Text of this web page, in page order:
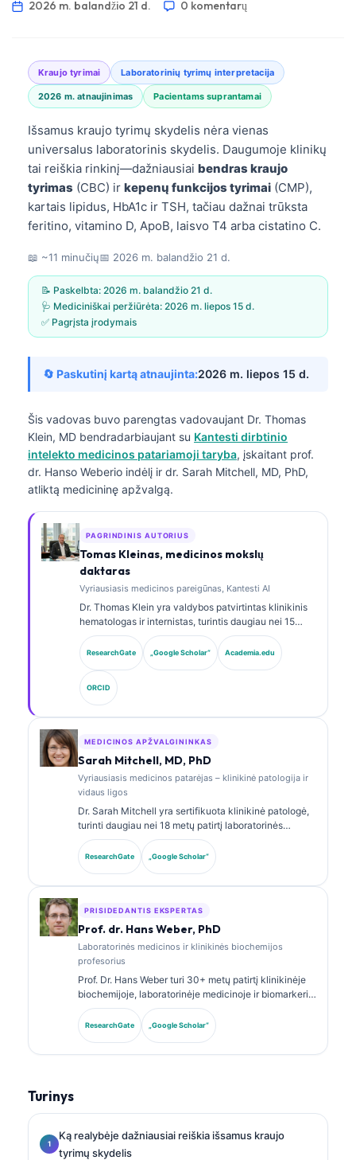
2026 m. balandžio 21 d.
0 komentarų
Kraujo tyrimai Laboratorinių tyrimų interpretacija
2026 m. atnaujinimas Pacientams suprantamai
Išsamus kraujo tyrimų skydelis nėra vienas
universalus laboratorinis skydelis. Daugumoje klinikų
tai reiškia rinkinį—dažniausiai bendras kraujo
tyrimas (CBC) ir kepenų funkcijos tyrimai (CMP),
kartais lipidus, HbA1c ir TSH, tačiau dažnai trūksta
feritino, vitamino D, ApoB, laisvo T4 arba cistatino C.
📖 ~11 minučių📅 2026 m. balandžio 21 d.
📝 Paskelbta: 2026 m. balandžio 21 d.
🩺 Mediciniškai peržiūrėta: 2026 m. liepos 15 d.
✅ Pagrįsta įrodymais
🔄 Paskutinį kartą atnaujinta:2026 m. liepos 15 d.
Šis vadovas buvo parengtas vadovaujant Dr. Thomas
Klein, MD bendradarbiaujant su Kantesti dirbtinio
intelekto medicinos patariamoji taryba, įskaitant prof.
dr. Hanso Weberio indėlį ir dr. Sarah Mitchell, MD, PhD,
atliktą medicininę apžvalgą.
PAGRINDINIS AUTORIUS
Tomas Kleinas, medicinos mokslų
daktaras
Vyriausiasis medicinos pareigūnas, Kantesti AI
Dr. Thomas Klein yra valdybos patvirtintas klinikinis
hematologas ir internistas, turintis daugiau nei 15
metų patirtį laboratorinės medicinos ir AI pagalba
atliekamos klinikinės analizės srityse. Būdamas
Kantesti AI vyriausiuoju medicinos pareigūnu, jis
užtikrina klinikinę nuosavo neuroninio tinklo
medicininio tikslumo priežiūrą. Dr. Klein yra plačiai
publikavęs biomarkerių interpretavimo ir
laboratorinės diagnostikos laboratorinės medicinos
ResearchGate „Google Scholar“ Academia.edu
ORCID
MEDICINOS APŽVALGININKAS
Sarah Mitchell, MD, PhD
Vyriausiasis medicinos patarėjas – klinikinė patologija ir
vidaus ligos
Dr. Sarah Mitchell yra sertifikuota klinikinė patologė,
turinti daugiau nei 18 metų patirtį laboratorinės
medicinos ir diagnostinės analizės srityje. Ji turi
klinikinės chemijos specializacijos sertifikatus ir
plačiai publikavo biomarkerių panelių bei
ResearchGate „Google Scholar“
PRISIDEDANTIS EKSPERTAS
Prof. dr. Hans Weber, PhD
Laboratorinės medicinos ir klinikinės biochemijos
profesorius
Prof. Dr. Hans Weber turi 30+ metų patirtį klinikinėje
biochemijoje, laboratorinėje medicinoje ir biomarkerių
tyrimuose. Buvęs Vokietijos klinikinės chemijos
draugijos prezidentas, jis specializuojasi diagnostinių
panelių analizėje, biomarkerių standartizavime ir AI
ResearchGate „Google Scholar“
Turinys
Ką realybėje dažniausiai reiškia išsamus kraujo
tyrimų skydelis